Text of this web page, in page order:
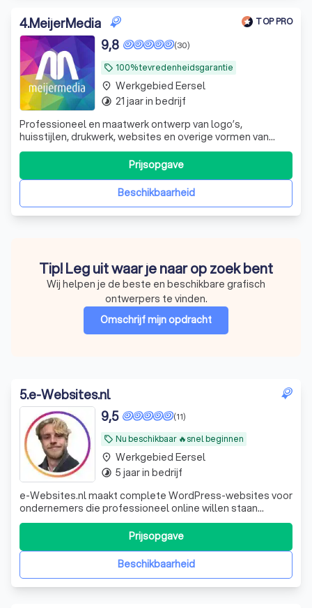
4.MeijerMedia TOP PRO
local_offer 100% tevredenheidsgarantie
(30)
9,8
Professioneel en maatwerk ontwerp van logo’s,
huisstijlen, drukwerk, websites en overige vormen van
creatieve communicatie. Flexibel, betrouwbaar, een
overvloed aan creativiteit en nette prijzen.
Beschikbaarheid
Prijsopgave
place Werkgebied Eersel
timelapse 21 jaar in bedrijf
Tip! Leg uit waar je naar op zoek bent
Wij helpen je de beste en beschikbare grafisch
ontwerpers te vinden.
Omschrijf mijn opdracht
5.e-Websites.nl
local_offer Nu beschikbaar 🔥snel beginnen
(11)
9,5
e-Websites.nl maakt complete WordPress-websites voor
ondernemers die professioneel online willen staan
zonder technisch gedoe. Veel ondernemers weten dat ze
een goede website nodig hebben, maar lopen vast op
keuzes zoals hosting, domeinnaam, e-mail, WordPress,
onderhoud, beveiliging en teksten. Wij
Beschikbaarheid
Prijsopgave
place Werkgebied Eersel
timelapse 5 jaar in bedrijf